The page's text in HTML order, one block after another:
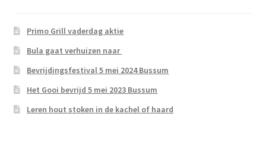
Primo Grill vaderdag aktie
Bula gaat verhuizen naar
Bevrijdingsfestival 5 mei 2024 Bussum
Het Gooi bevrijd 5 mei 2023 Bussum
Leren hout stoken in de kachel of haard